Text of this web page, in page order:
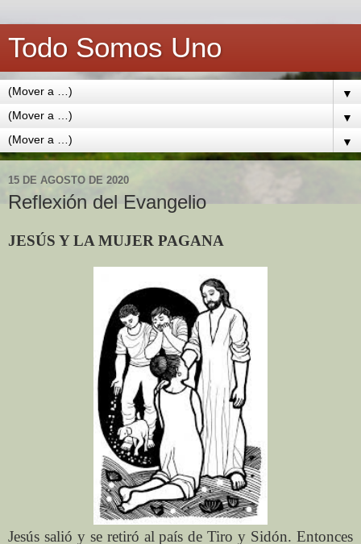
Todo Somos Uno
▼
▼
▼
15 DE AGOSTO DE 2020
Reflexión del Evangelio
JESÚS Y LA MUJER PAGANA
Jesús salió y se retiró al país de Tiro y Sidón. Entonces